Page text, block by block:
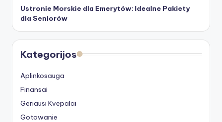
Ustronie Morskie dla Emerytów: Idealne Pakiety
dla Seniorów
Kategorijos
Aplinkosauga
Finansai
Geriausi Kvepalai
Gotowanie